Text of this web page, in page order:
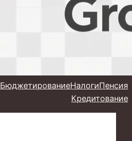
БюджетированиеНалогиПенсия
Кредитование